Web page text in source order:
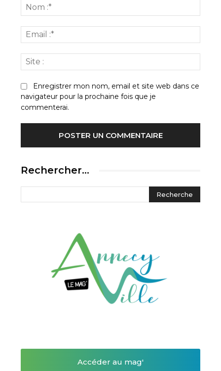
:*
:*
:
Enregistrer mon nom, email et site web dans ce
navigateur pour la prochaine fois que je
commenterai.
Rechercher…
Accéder au mag'